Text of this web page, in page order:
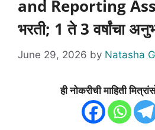
and Reporting
भरती; 1 ते 3 वर्षांचा
June 29, 2026 by Natasha G
ही नोकरीची माहिती